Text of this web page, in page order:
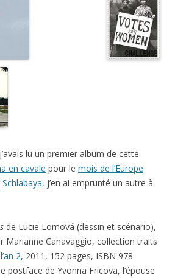
lu un premier album de cette
en cavale pour le mois de l’Europe
Schlabaya, j’en ai emprunté un autre à
de Lucie Lomová (dessin et scénario),
Marianne Canavaggio, collection traits
2, 2011, 152 pages, ISBN 978-
postface de Yvonna Fricova, l’épouse